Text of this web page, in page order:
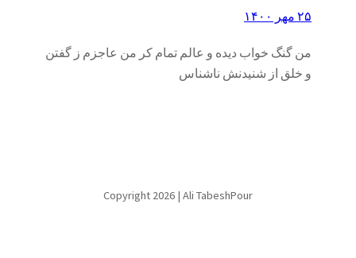
۲۵ مهر ۱۴۰۰
من گنگ خواب دیده و عالم تمام کر من عاجزم ز گفتن
و خلق از شنیدنش ناشناس
Copyright 2026 | Ali TabeshPour